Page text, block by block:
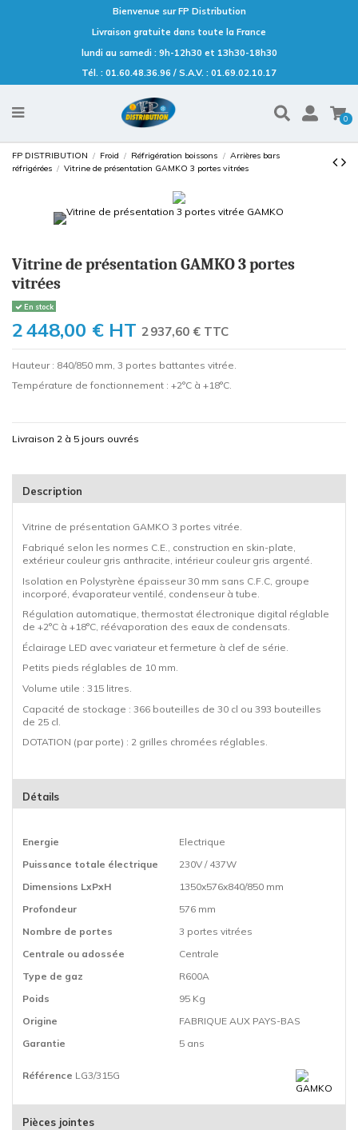
Bienvenue sur FP Distribution
Livraison gratuite dans toute la France
lundi au samedi : 9h-12h30 et 13h30-18h30
Tél. : 01.60.48.36.96 / S.A.V. : 01.69.02.10.17
0
FP DISTRIBUTION Froid Réfrigération boissons
Arrières bars
réfrigérées
Vitrine de présentation GAMKO 3 portes vitrées
Vitrine de présentation GAMKO 3 portes
vitrées
En stock
2 448,00 € HT 2 937,60 € TTC
Hauteur : 840/850 mm, 3 portes battantes vitrée.
Température de fonctionnement : +2°C à +18°C.
Livraison 2 à 5 jours ouvrés
Description
Vitrine de présentation GAMKO 3 portes vitrée.
Fabriqué selon les normes C.E., construction en skin-plate,
extérieur couleur gris anthracite, intérieur couleur gris argenté.
Isolation en Polystyrène épaisseur 30 mm sans C.F.C, groupe
incorporé, évaporateur ventilé, condenseur à tube.
Régulation automatique, thermostat électronique digital réglable
de +2°C à +18°C, réévaporation des eaux de condensats.
Éclairage LED avec variateur et fermeture à clef de série.
Petits pieds réglables de 10 mm.
Volume utile : 315 litres.
Capacité de stockage : 366 bouteilles de 30 cl ou 393 bouteilles
de 25 cl.
DOTATION (par porte) : 2 grilles chromées réglables.
Détails
Energie
Electrique
Puissance totale électrique
230V / 437W
Dimensions LxPxH
1350x576x840/850 mm
Profondeur
576 mm
Nombre de portes
3 portes vitrées
Centrale ou adossée
Centrale
Type de gaz
R600A
Poids
95 Kg
Origine
FABRIQUE AUX PAYS-BAS
Garantie
5 ans
Référence LG3/315G
Pièces jointes